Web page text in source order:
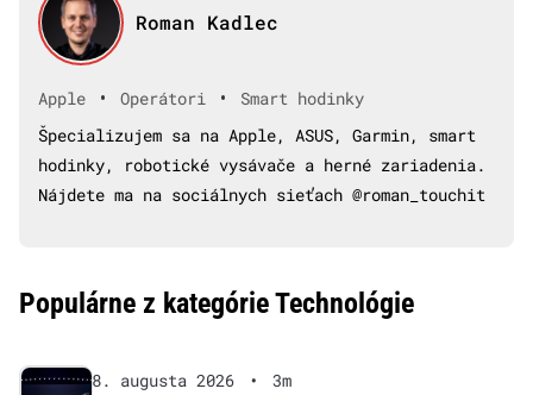
Roman Kadlec
Apple • Operátori •
Smart hodinky
Špecializujem sa na Apple, ASUS, Garmin, smart
hodinky, robotické vysávače a herné zariadenia.
Nájdete ma na sociálnych sieťach @roman_touchit
Populárne z kategórie Technológie
8. augusta 2026 •
3m